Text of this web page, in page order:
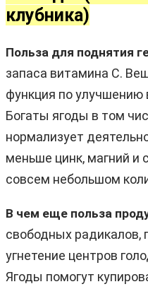
клубника)
Польза для поднятия
запаса витамина C.
функция по
Богаты ягоды в том
нормализует
меньше цинк, магний и
совсем небольшом
В чем еще польза
свободных радикалов,
угнетение центров
Ягоды помогут